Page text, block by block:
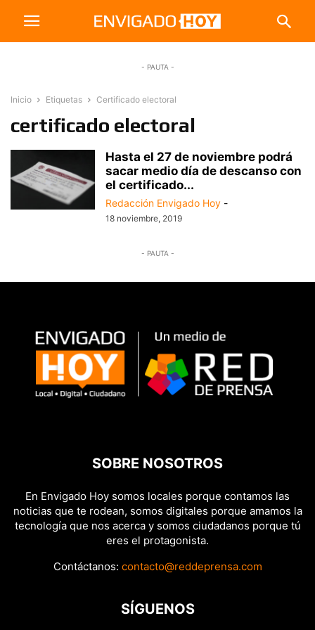
- PAUTA -
Inicio Etiquetas Certificado electoral
certificado electoral
Hasta el 27 de noviembre podrá
sacar medio día de descanso con
el certificado...
Redacción Envigado Hoy -
18 noviembre, 2019
- PAUTA -
SOBRE NOSOTROS
En Envigado Hoy somos locales porque contamos las
noticias que te rodean, somos digitales porque amamos la
tecnología que nos acerca y somos ciudadanos porque tú
eres el protagonista.
Contáctanos: contacto@reddeprensa.com
SÍGUENOS